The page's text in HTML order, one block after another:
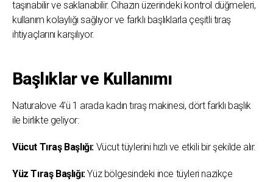
taşınabilir ve saklanabilir. Cihazın üzerindeki kontrol düğmeleri,
kullanım kolaylığı sağlıyor ve farklı başlıklarla çeşitli tıraş
ihtiyaçlarını karşılıyor.
Başlıklar ve Kullanımı
Naturalove 4’ü 1 arada kadın tıraş makinesi, dört farklı başlık
ile birlikte geliyor:
Vücut Tıraş Başlığı: Vücut tüylerini hızlı ve etkili bir şekilde alır.
Yüz Tıraş Başlığı:Yüz bölgesindeki ince tüyleri nazikçe